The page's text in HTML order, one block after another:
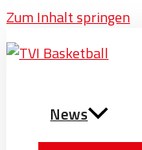
Zum Inhalt springen
News